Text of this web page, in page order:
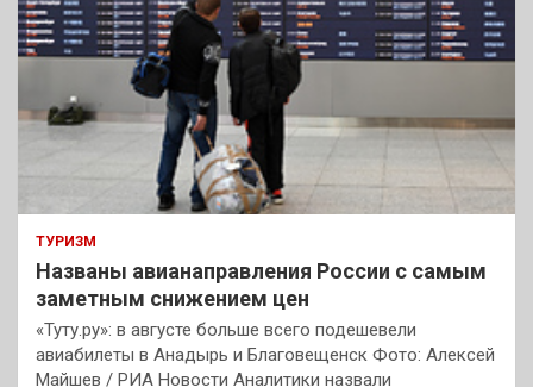
ТУРИЗМ
Названы авианаправления России с самым
заметным снижением цен
«Туту.ру»: в августе больше всего подешевели
авиабилеты в Анадырь и Благовещенск Фото: Алексей
Майшев / РИА Новости Аналитики назвали